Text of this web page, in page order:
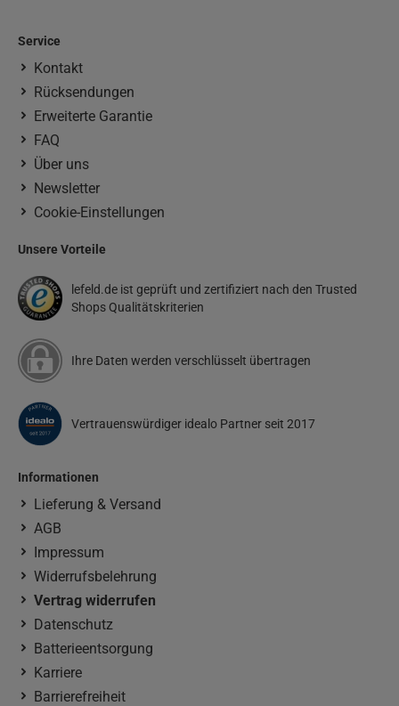
Service
Kontakt
Rücksendungen
Erweiterte Garantie
FAQ
Über uns
Newsletter
Cookie-Einstellungen
Unsere Vorteile
lefeld.de ist geprüft und zertifiziert nach den Trusted
Shops Qualitätskriterien
Ihre Daten werden verschlüsselt übertragen
Vertrauenswürdiger idealo Partner seit 2017
Informationen
Lieferung & Versand
AGB
Impressum
Widerrufsbelehrung
Vertrag widerrufen
Datenschutz
Batterieentsorgung
Karriere
Barrierefreiheit